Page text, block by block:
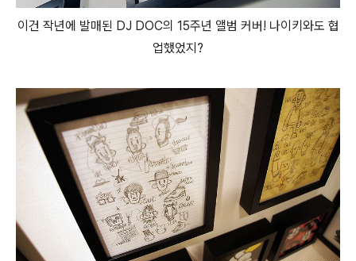
이건 작년에 발매된 DJ DOC의 15주년 앨범 커버! 나이키와도 협
업했었지?